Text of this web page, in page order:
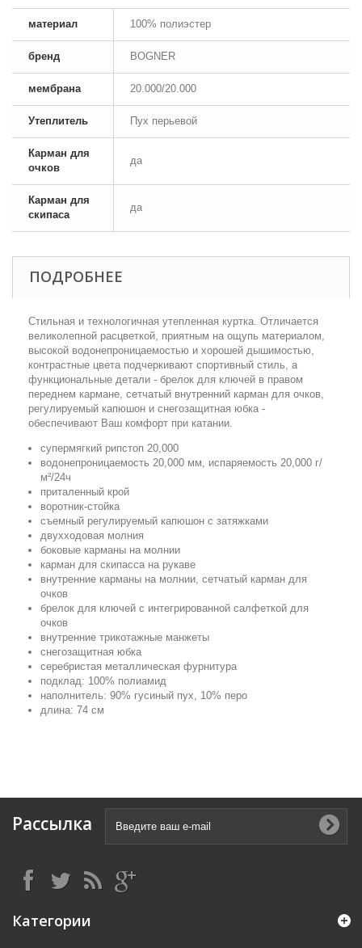
материал 100% полиэстер
бренд BOGNER
мембрана 20.000/20.000
Утеплитель Пух перьевой
Карман для
очков
да
Карман для
скипаса
да
ПОДРОБНЕЕ
Стильная и технологичная утепленная куртка. Отличается
великолепной расцветкой, приятным на ощупь материалом,
высокой водонепроницаемостью и хорошей дышимостью,
контрастные цвета подчеркивают спортивный стиль, а
функциональные детали - брелок для ключей в правом
переднем кармане, сетчатый внутренний карман для очков,
регулируемый капюшон и снегозащитная юбка -
обеспечивают Ваш комфорт при катании.
супермягкий рипстоп 20,000
водонепроницаемость 20,000 мм, испаряемость 20,000 г/
м²/24ч
приталенный крой
воротник-стойка
съемный регулируемый капюшон с затяжками
двухходовая молния
боковые карманы на молнии
карман для скипасса на рукаве
внутренние карманы на молнии, сетчатый карман для
очков
брелок для ключей с интегрированной салфеткой для
очков
внутренние трикотажные манжеты
снегозащитная юбка
серебристая металлическая фурнитура
подклад: 100% полиамид
наполнитель: 90% гусиный пух, 10% перо
длина: 74 см
Рассылка
Категории